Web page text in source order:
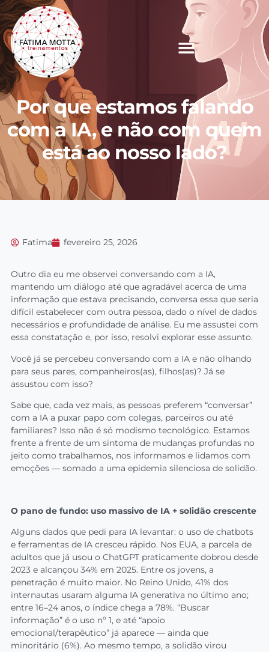
Por que estamos falando
com a IA, e não com quem
está ao nosso lado?
Fatima fevereiro 25, 2026
Outro dia eu me observei conversando com a IA,
mantendo um diálogo até que agradável acerca de uma
informação que estava precisando, conversa essa que seria
difícil estabelecer com outra pessoa, dado o nível de dados
necessários e profundidade de análise. Eu me assustei com
essa constatação e, por isso, resolvi explorar esse assunto.
Você já se percebeu conversando com a IA e não olhando
para seus pares, companheiros(as), filhos(as)? Já se
assustou com isso?
Sabe que, cada vez mais, as pessoas preferem “conversar”
com a IA a puxar papo com colegas, parceiros ou até
familiares? Isso não é só modismo tecnológico. Estamos
frente a frente de um sintoma de mudanças profundas no
jeito como trabalhamos, nos informamos e lidamos com
emoções — somado a uma epidemia silenciosa de solidão.
O pano de fundo: uso massivo de IA + solidão crescente
Alguns dados que pedi para IA levantar: o uso de chatbots
e ferramentas de IA cresceu rápido. Nos EUA, a parcela de
adultos que já usou o ChatGPT praticamente dobrou desde
2023 e alcançou 34% em 2025. Entre os jovens, a
penetração é muito maior. No Reino Unido, 41% dos
internautas usaram alguma IA generativa no último ano;
entre 16–24 anos, o índice chega a 78%. “Buscar
informação” é o uso nº 1, e até “apoio
emocional/terapêutico” já aparece — ainda que
minoritário (6%). Ao mesmo tempo, a solidão virou